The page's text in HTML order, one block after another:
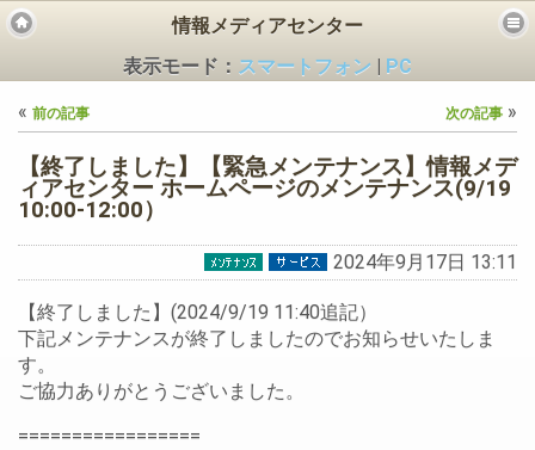
ス
情報メディアセンター
表示モード： スマートフォン
PC
« 前の記事 次の記事 »
【終了しました】【緊急メンテナンス】情報メデ
ィアセンター ホームページのメンテナンス(9/19
10:00-12:00）
2024年9月17日 13:11
【終了しました】(2024/9/19 11:40追記）
下記メンテナンスが終了しましたのでお知らせいたしま
す。
ご協力ありがとうございました。
=================